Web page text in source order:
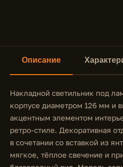
Описание
Накладной светильник под
корпусе диаметром 126 мм и
акцентным элементом
ретро-стиле. Декоративная
в сочетании со вставкой из
мягкое, тёплое свечение и